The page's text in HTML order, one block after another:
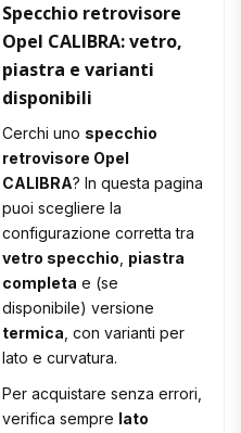
Specchio retrovisore
Opel CALIBRA: vetro,
piastra e varianti
disponibili
Cerchi uno specchio
retrovisore Opel
CALIBRA? In questa pagina
puoi scegliere la
configurazione corretta tra
vetro specchio piastra
completa e (se
disponibile) versione
termica , con varianti per
lato e curvatura.
Per acquistare senza errori,
verifica sempre lato